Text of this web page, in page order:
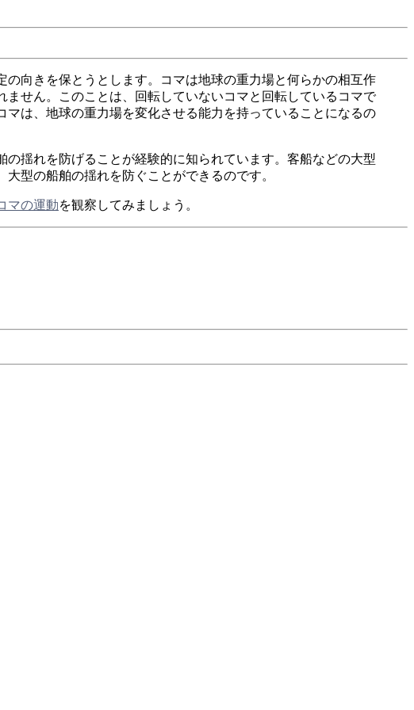
向きを保とうとします。コマは地球の重力場と何らかの相互作
せん。このことは、回転していないコマと回転しているコマで
は、地球の重力場を変化させる能力を持っていることになるの
揺れを防げることが経験的に知られています。客船などの大型
型の船舶の揺れを防ぐことができるのです。
マの運動を観察してみましょう。